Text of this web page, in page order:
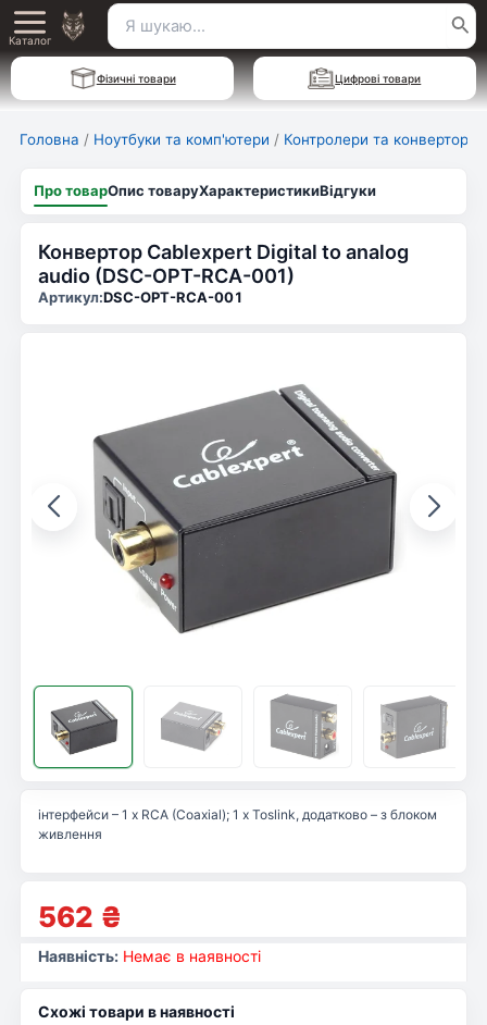
Перейти
до
вмісту
Main
Menu
Каталог
Пошук
для:
Фізичні товари Цифрові товари
Головна / Ноутбуки та комп'ютери / Контролери та конвертори
Про товарОпис товаруХарактеристикиВідгуки
Конвертор Cablexpert Digital to analog
audio (DSC-OPT-RCA-001)
Артикул:DSC-OPT-RCA-001
562 ₴
інтерфейси – 1 x RCA (Coaxial); 1 x Toslink, додатково – з блоком
живлення
Наявність: Немає в наявності
Схожі товари в наявності